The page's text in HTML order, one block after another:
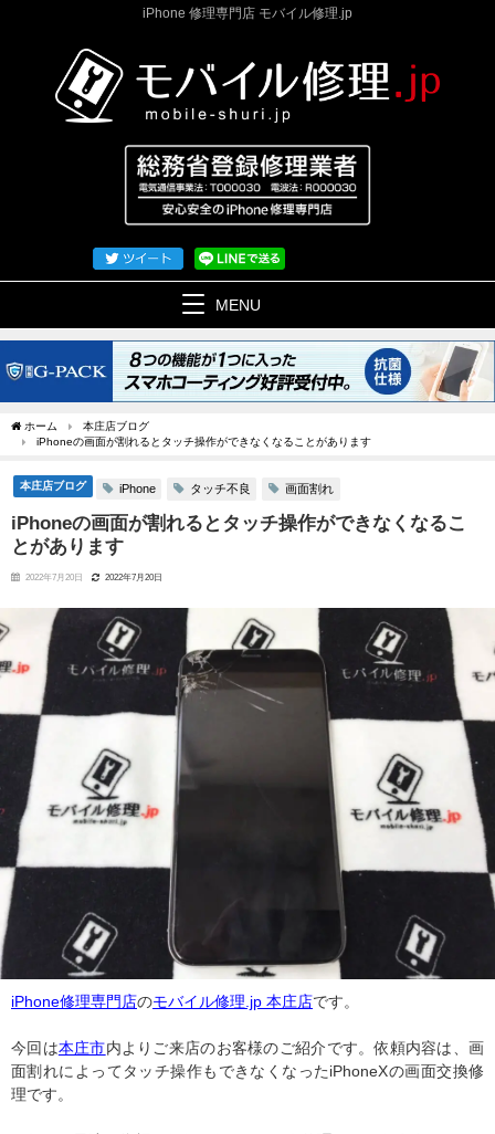
iPhone 修理専門店 モバイル修理.jp
MENU
ホーム
本庄店ブログ
iPhoneの画面が割れるとタッチ操作ができなくなることがあります
本庄店ブログ iPhone タッチ不良 画面割れ
iPhoneの画面が割れるとタッチ操作ができなくなるこ
とがあります
2022年7月20日 2022年7月20日
iPhone修理専門店のモバイル修理.jp 本庄店です。
今回は本庄市内よりご来店のお客様のご紹介です。依頼内容は、画
面割れによってタッチ操作もできなくなったiPhoneXの画面交換修
理です。